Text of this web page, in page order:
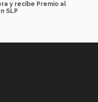
y recibe Premio al
SLP